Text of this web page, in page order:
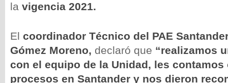
la vigencia 2021.
El coordinador Técnico del PAE
Gómez Moreno, declaró que “realizamos
con el equipo de la Unidad, les
procesos en Santander y nos dieron
wp-